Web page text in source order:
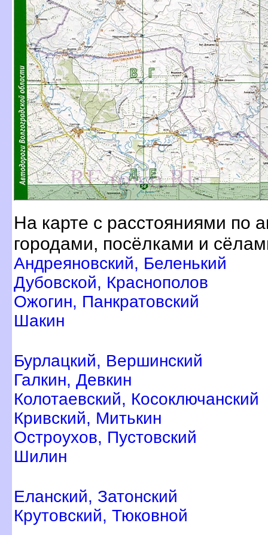
На карте с расстояниями по
ородами, посёлками и
Андреяновский, Беленький
Дубовской, Краснополо
Ожогин, Панкратовский
Шакин
Бурлацкий, Вершинский
Галкин, Девкин
Колотаевский, Косоключанский
Кривский, Митькин
Остроухов, Пустовский
Шилин
Еланский, Затонский
Крутовский, Тюковной